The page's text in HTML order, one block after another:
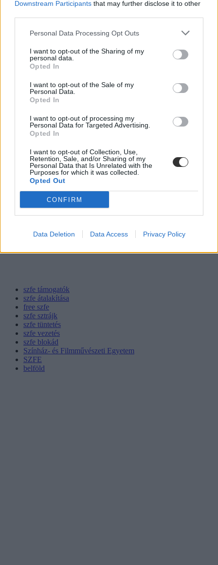
Downstream Participants that may further disclose it to other
Personal Data Processing Opt Outs
I want to opt-out of the Sharing of my
personal data.
Opted In
I want to opt-out of the Sale of my
Personal Data.
Opted In
I want to opt-out of processing my
Personal Data for Targeted Advertising.
Opted In
I want to opt-out of Collection, Use,
Retention, Sale, and/or Sharing of my
Personal Data that Is Unrelated with the
Purposes for which it was collected.
Opted Out
CONFIRM
Data Deletion Data Access Privacy Policy
Tetszett a cikk? Kövess minket a Facebookon is, és nem fogsz
szfe támogatók
szfe átalakítása
free szfe
szfe sztrájk
szfe tüntetés
szfe vezetés
szfe blokád
Színház- és Filmművészeti Egyetem
SZFE
belföld